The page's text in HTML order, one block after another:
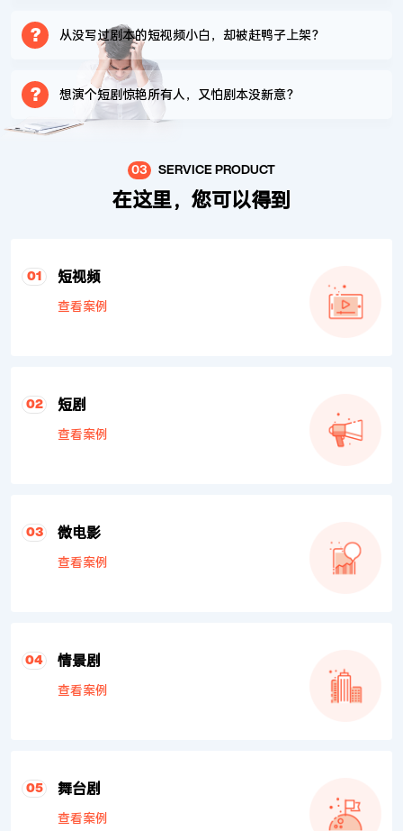
? 从没写过剧本的短视频小白，却被赶鸭子上架？
? 想演个短剧惊艳所有人，又怕剧本没新意？
03 SERVICE PRODUCT
在这里，您可以得到
01 短视频
查看案例
02 短剧
查看案例
03 微电影
查看案例
04 情景剧
查看案例
05 舞台剧
查看案例